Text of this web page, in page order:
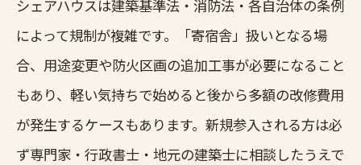
シェアハウスは建築基準法・消防法・各自治体の条例
によって規制が複雑です。「寄宿舎」扱いとなる場
合、用途変更や防火区画の追加工事が必要になること
もあり、軽い気持ちで始めると後から多額の改修費用
が発生するケースもあります。新規参入される方は必
ず専門家・行政書士・地元の建築士に相談したうえで